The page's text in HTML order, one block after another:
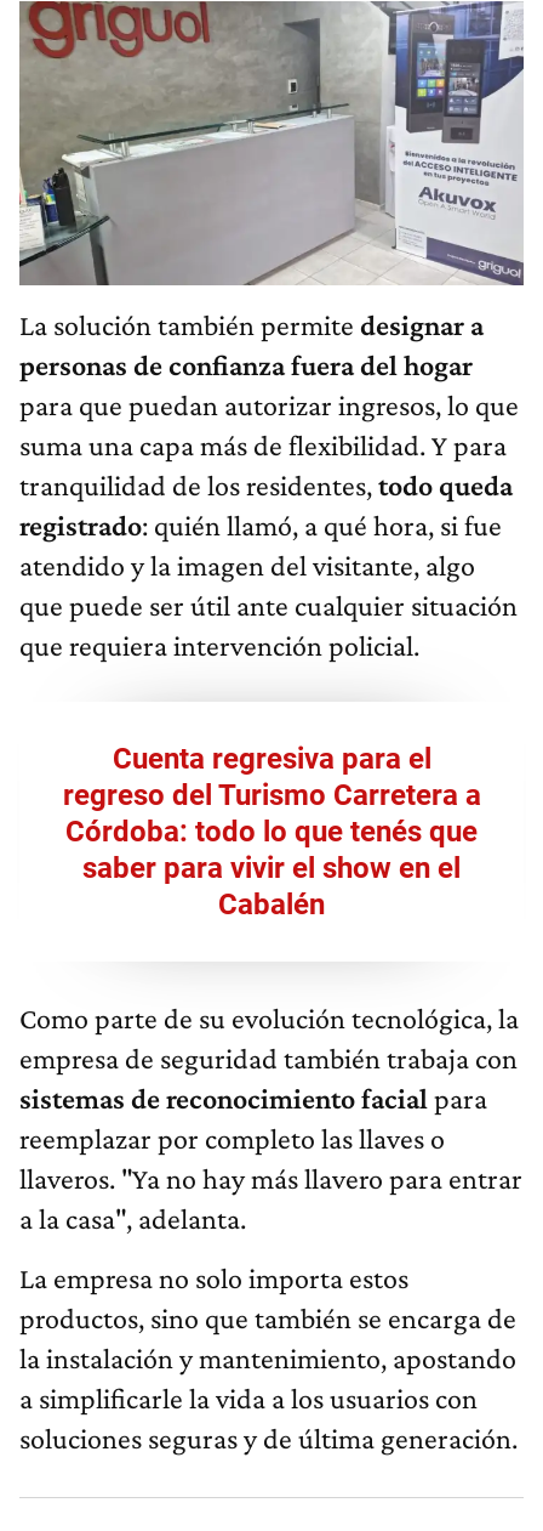
La solución también permite designar a
personas de confianza fuera del hogar
para que puedan autorizar ingresos, lo que
suma una capa más de flexibilidad. Y para
tranquilidad de los residentes,todo queda
registrado: quién llamó, a qué hora, si fue
atendido y la imagen del visitante, algo
que puede ser útil ante cualquier situación
que requiera intervención policial.
Cuenta regresiva para el
regreso del Turismo Carretera a
Córdoba: todo lo que tenés que
saber para vivir el show en el
Cabalén
Como parte de su evolución tecnológica, la
empresa de seguridad también trabaja con
sistemas de reconocimiento facial para
reemplazar por completo las llaves o
llaveros. "Ya no hay más llavero para entrar
a la casa", adelanta.
La empresa no solo importa estos
productos, sino que también se encarga de
la instalación y mantenimiento, apostando
a simplificarle la vida a los usuarios con
soluciones seguras y de última generación.